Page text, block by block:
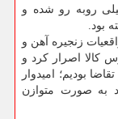
روبه رو شده و
بود.
زنجیره آهن و
کالا اصرار کرد و
بودیم؛ امیدوار
به صورت متوازن